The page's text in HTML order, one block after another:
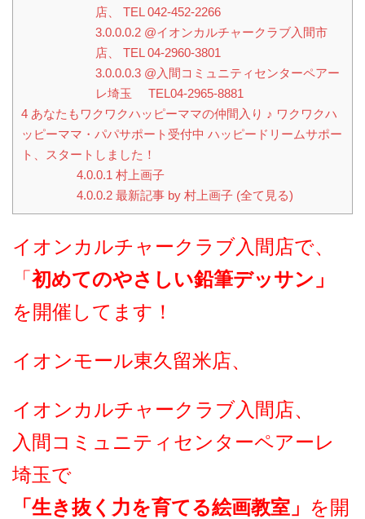
店、 TEL 042-452-2266
3.0.0.0.2 @イオンカルチャークラブ入間市
店、 TEL 04-2960-3801
3.0.0.0.3 @入間コミュニティセンターペアー
レ埼玉 TEL04-2965-8881
4 あなたもワクワクハッピーママの仲間入り ♪ ワクワクハ
ッピーママ・パパサポート受付中 ハッピードリームサポー
ト、スタートしました！
4.0.0.1 村上画子
4.0.0.2 最新記事 by 村上画子 (全て見る)
イオンカルチャークラブ入間店で、
「 初めてのやさしい鉛筆デッサン」
を開催してます！
イオンモール東久留米店、
イオンカルチャークラブ入間店、
入間コミュニティセンターペアーレ
埼玉で
「生き抜く力を育てる絵画教室」 を開